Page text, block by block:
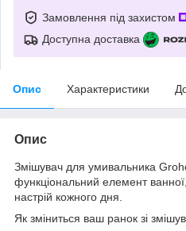
Замовлення під захистом
Доступна доставка
Опис Характеристики
Опис
Змішувач для умивальника
функціональний елемент
настрій кожного дня.
Як зміниться ваш ранок зі